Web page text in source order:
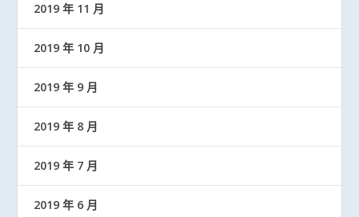
2019 年 11 月
2019 年 10 月
2019 年 9 月
2019 年 8 月
2019 年 7 月
2019 年 6 月